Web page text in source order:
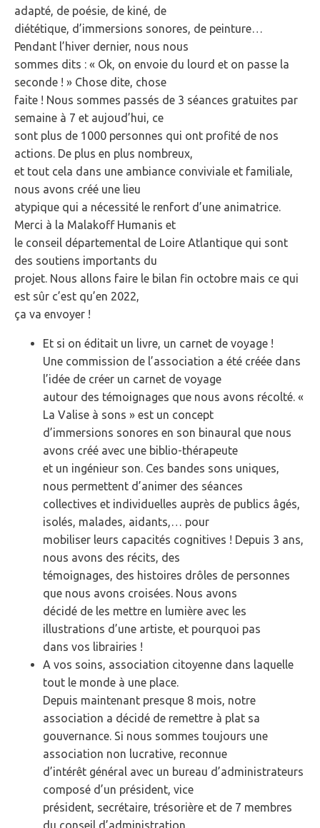
adapté, de poésie, de kiné, de
diététique, d’immersions sonores, de peinture…
Pendant l’hiver dernier, nous nous
sommes dits : « Ok, on envoie du lourd et on passe la
seconde ! » Chose dite, chose
faite ! Nous sommes passés de 3 séances gratuites par
semaine à 7 et aujoud’hui, ce
sont plus de 1000 personnes qui ont profité de nos
actions. De plus en plus nombreux,
et tout cela dans une ambiance conviviale et familiale,
nous avons créé une lieu
atypique qui a nécessité le renfort d’une animatrice.
Merci à la Malakoff Humanis et
le conseil départemental de Loire Atlantique qui sont
des soutiens importants du
projet. Nous allons faire le bilan fin octobre mais ce qui
est sûr c’est qu’en 2022,
ça va envoyer !
Et si on éditait un livre, un carnet de voyage !
Une commission de l’association a été créée dans
l’idée de créer un carnet de voyage
autour des témoignages que nous avons récolté. «
La Valise à sons » est un concept
d’immersions sonores en son binaural que nous
avons créé avec une biblio-thérapeute
et un ingénieur son. Ces bandes sons uniques,
nous permettent d’animer des séances
collectives et individuelles auprès de publics âgés,
isolés, malades, aidants,… pour
mobiliser leurs capacités cognitives ! Depuis 3 ans,
nous avons des récits, des
témoignages, des histoires drôles de personnes
que nous avons croisées. Nous avons
décidé de les mettre en lumière avec les
illustrations d’une artiste, et pourquoi pas
dans vos librairies !
A vos soins, association citoyenne dans laquelle
tout le monde à une place.
Depuis maintenant presque 8 mois, notre
association a décidé de remettre à plat sa
gouvernance. Si nous sommes toujours une
association non lucrative, reconnue
d’intérêt général avec un bureau d’administrateurs
composé d’un président, vice
président, secrétaire, trésorière et de 7 membres
du conseil d’administration